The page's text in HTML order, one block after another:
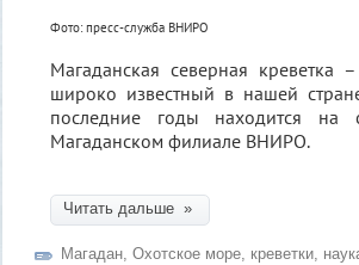
Фото: пресс-служба ВНИРО
Магаданская северная
широко известный в нашей
последние годы находится на
Магаданском филиале ВНИРО.
Читать дальше »
Магадан, Охотское море, креветки,